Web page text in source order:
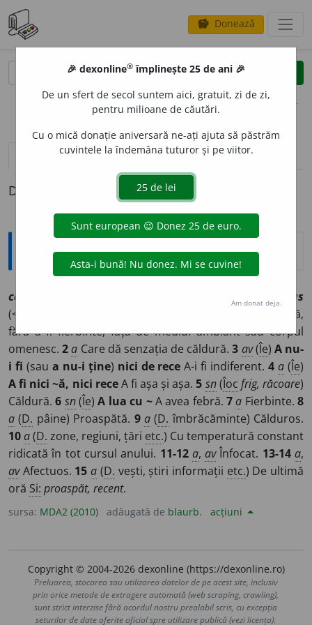
savings Donează
clear
opțiuni
definiții (1) pronunțievolume_up (50)
Definiția cu ID-ul 1044921:
Explicative DEX
cald, ~ă
caldus
(<
Care se găsește la o temperatură înaltă,
fără a fi fierbinte, față de mediul ambiant sau corpul
omenesc.2a Care dă senzația de căldură.3 av(Îe) A nu-
i fi (sau a nu-i ține) nici de rece A-i fi indiferent.4 a (Îe)
A fi nici ~ă, nici receA fi așa și așa.5 sn(Îoc frig, răcoare)
Căldură.6 sn(Îe)A lua cu ~A avea febră. 7a Fierbinte.8
a (D. pâine) Proaspătă. 9 a(D. îmbrăcăminte) Călduros.
10a(D. zone, regiuni, țări etc.) Cu temperatură constant
ridicată în tot cursul anului. 11-12 a,avÎnfocat. 13-14 a,
avAfectuos. 15 a (D. vești, știri informații etc.) De ultimă
oră Si: proaspăt, recent.
sursa: MDA2 (2010) adăugată de blaurb. acțiuni
Copyright © 2004-2026 dexonline (https://dexonline.ro)
Preluarea, stocarea sau utilizarea datelor de pe acest site, inclusiv
prin orice metode de extragere automată (web scraping, crawling),
sunt strict interzise fără acordul nostru prealabil scris, cu excepția
seturilor de date oferite oficial spre utilizare publică (vezi licența).
🎉 dexonline® împlinește 25 de ani 🎉
De un sfert de secol suntem aici, gratuit, zi de zi,
pentru milioane de căutări.
Cu o mică donație aniversară ne-ați ajuta să păstrăm
cuvintele la îndemâna tuturor și pe viitor.
Am donat deja.